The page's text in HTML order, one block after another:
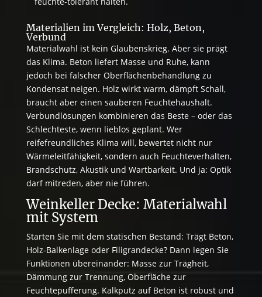
Materialien im Vergleich: Holz, Beton,
Verbund
Materialwahl ist kein Glaubenskrieg. Aber sie prägt
das Klima. Beton liefert Masse und Ruhe, kann
jedoch bei falscher Oberflächenbehandlung zu
Kondensat neigen. Holz wirkt warm, dämpft Schall,
braucht aber einen sauberen Feuchtehaushalt.
Verbundlösungen kombinieren das Beste – oder das
Schlechteste, wenn lieblos geplant. Wer
reifefreundliches Klima will, bewertet nicht nur
Wärmeleitfähigkeit, sondern auch Feuchteverhalten,
Brandschutz, Akustik und Wartbarkeit. Und ja: Optik
darf mitreden, aber nie führen.
Weinkeller Decke: Materialwahl
mit System
Starten Sie mit dem statischen Bestand: Trägt Beton,
Holz-Balkenlage oder Filigrandecke? Dann legen Sie
Funktionen übereinander: Masse zur Trägheit,
Dämmung zur Trennung, Oberfläche zur
Feuchtepufferung. Kalkputz auf Beton ist robust und